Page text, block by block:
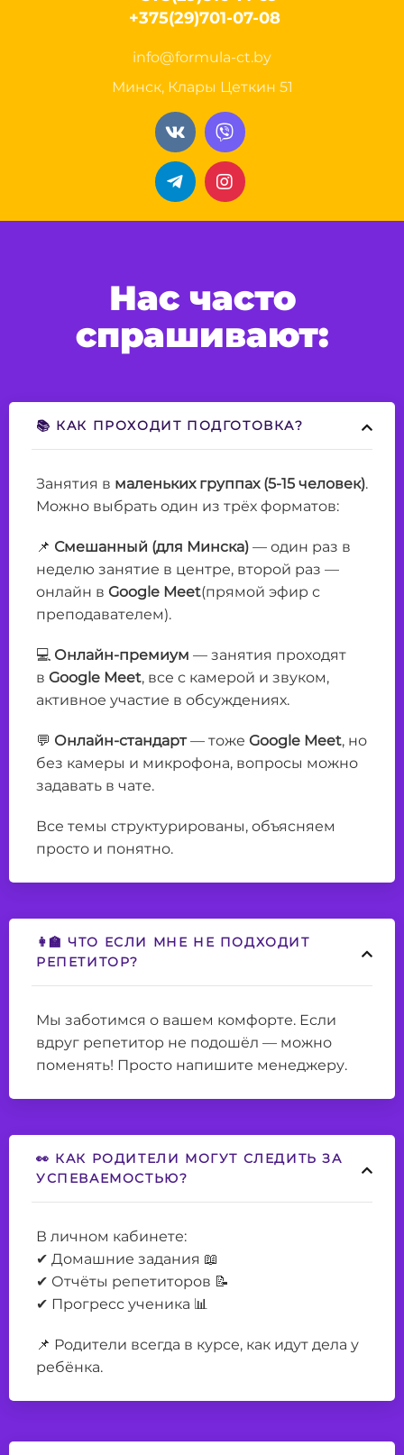
+375(29)701-07-08
info@formula-ct.by
Минск, Клары Цеткин 51
Нас часто
спрашивают:
📚 КАК ПРОХОДИТ ПОДГОТОВКА?
Занятия в маленьких группах (5-15 человек).
Можно выбрать один из трёх форматов:
📌 Смешанный (для Минска) — один раз в
неделю занятие в центре, второй раз —
онлайн в Google Meet(прямой эфир с
преподавателем).
💻 Онлайн-премиум — занятия проходят
в Google Meet, все с камерой и звуком,
активное участие в обсуждениях.
💬 Онлайн-стандарт — тоже Google Meet, но
без камеры и микрофона, вопросы можно
задавать в чате.
Все темы структурированы, объясняем
просто и понятно.
👩‍🏫 ЧТО ЕСЛИ МНЕ НЕ ПОДХОДИТ
РЕПЕТИТОР?
Мы заботимся о вашем комфорте. Если
вдруг репетитор не подошёл — можно
поменять! Просто напишите менеджеру.
👀 КАК РОДИТЕЛИ МОГУТ СЛЕДИТЬ ЗА
УСПЕВАЕМОСТЬЮ?
В личном кабинете:
✔ Домашние задания 📖
✔ Отчёты репетиторов 📝
✔ Прогресс ученика 📊
📌 Родители всегда в курсе, как идут дела у
ребёнка.